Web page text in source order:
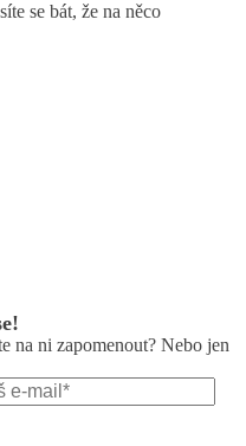
se bát, že na něco
na ni zapomenout? Nebo jen